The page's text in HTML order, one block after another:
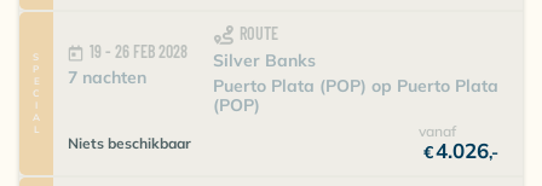
SPECIAL 19 - 26 FEB 2028
7 nachten
ROUTE
Silver Banks
Puerto Plata (POP) op Puerto Plata
(POP)
vanaf
€4.026,-
Niets beschikbaar